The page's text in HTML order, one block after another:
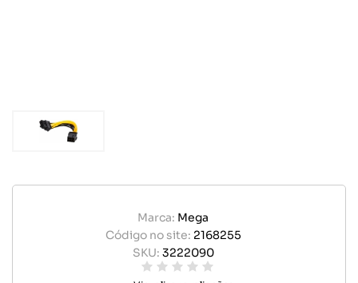
Marca: Mega
Código no site: 2168255
SKU: 3222090